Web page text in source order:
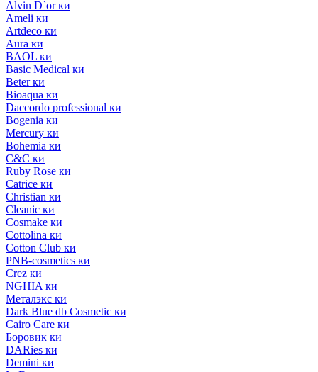
Alvin D`or ки
Ameli ки
Artdeco ки
Aura ки
BAOL ки
Basic Medical ки
Beter ки
Bioaqua ки
Daccordo professional ки
Bogenia ки
Mercury ки
Bohemia ки
C&C ки
Ruby Rose ки
Catrice ки
Christian ки
Cleanic ки
Cosmake ки
Cottolina ки
Cotton Club ки
PNB-cosmetics ки
Crez ки
NGHIA ки
Металэкс ки
Dark Blue db Cosmetic ки
Cairo Care ки
Боровик ки
DARies ки
Demini ки